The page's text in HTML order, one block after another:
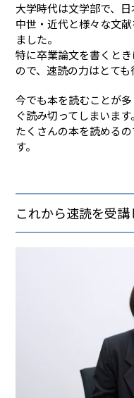
大学時代は文学部で、
中世・近代と様々な文
ました。
特に卒業論文を書くと
ので、速読の力はとても
今でも本を読むことが
ぐ読み切ってしまいます。
たくさんの本を読める
す。
これから速読を受